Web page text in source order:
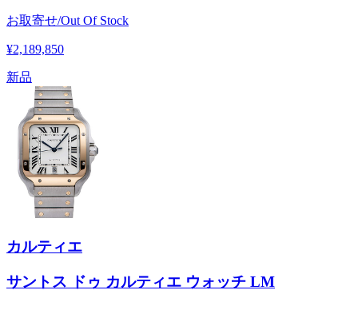
お取寄せ/Out Of Stock
¥2,189,850
新品
カルティエ
サントス ドゥ カルティエ ウォッチ LM